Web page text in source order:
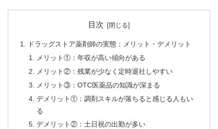
目次
ドラッグストア薬剤師の実態：メリット・デメリット
メリット①：年収が高い傾向がある
メリット②：残業が少なく定時退社しやすい
メリット③：OTC医薬品の知識が深まる
デメリット①：調剤スキルが落ちると感じる人もい
る
デメリット②：土日祝の出勤が多い